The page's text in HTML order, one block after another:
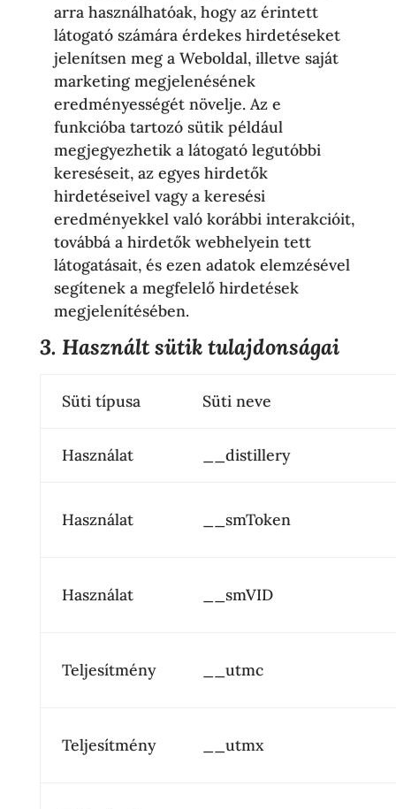
arra használhatóak, hogy az érintett
látogató számára érdekes hirdetéseket
jelenítsen meg a Weboldal, illetve saját
marketing megjelenésének
eredményességét növelje. Az e
funkcióba tartozó sütik például
megjegyezhetik a látogató legutóbbi
kereséseit, az egyes hirdetők
hirdetéseivel vagy a keresési
eredményekkel való korábbi interakcióit,
továbbá a hirdetők webhelyein tett
látogatásait, és ezen adatok elemzésével
segítenek a megfelelő hirdetések
megjelenítésében.
3. Használt sütik tulajdonságai
Süti típusa Süti neve
Használat __distillery
Használat __smToken
Használat __smVID
Teljesítmény __utmc
Teljesítmény __utmx